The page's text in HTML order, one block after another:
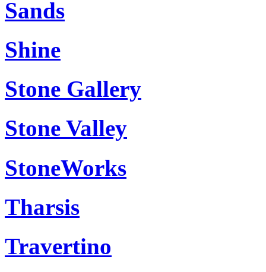
Sands
Shine
Stone Gallery
Stone Valley
StoneWorks
Tharsis
Travertino